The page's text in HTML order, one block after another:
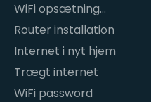
WiFi opsætning
hjemme
Router installation
Internet i nyt hjem
Trægt internet
WiFi password